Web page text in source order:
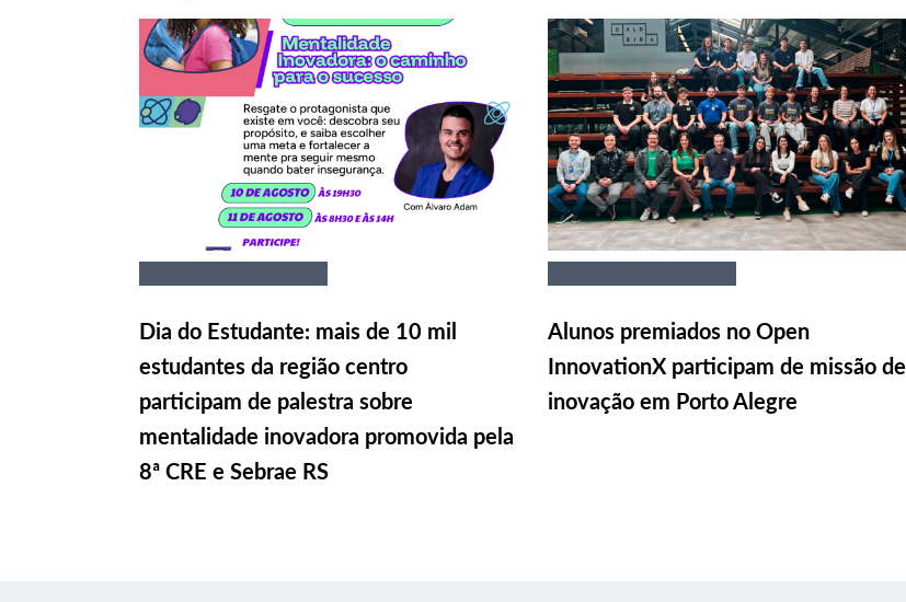
Dia do Estudante: mais de 10 mil
estudantes da região centro
participam de palestra sobre
mentalidade inovadora promovida pela
8ª CRE e Sebrae RS
Alunos premiados no Open
InnovationX participam de missão de
inovação em Porto Alegre